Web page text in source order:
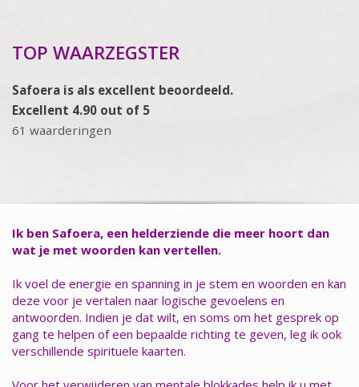
TOP WAARZEGSTER
Safoera is als excellent beoordeeld.
Excellent 4.90 out of 5
61 waarderingen
Ik ben Safoera, een helderziende die meer hoort dan
wat je met woorden kan vertellen.
Ik voel de energie en spanning in je stem en woorden en kan
deze voor je vertalen naar logische gevoelens en
antwoorden. Indien je dat wilt, en soms om het gesprek op
gang te helpen of een bepaalde richting te geven, leg ik ook
verschillende spirituele kaarten.